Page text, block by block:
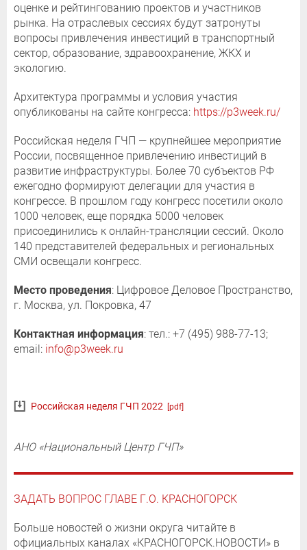
оценке и рейтингованию проектов и участников
рынка. На отраслевых сессиях будут затронуты
вопросы привлечения инвестиций в транспортный
сектор, образование, здравоохранение, ЖКХ и
экологию.
Архитектура программы и условия участия
опубликованы на сайте конгресса: https://p3week.ru/
Российская неделя ГЧП — крупнейшее мероприятие
России, посвященное привлечению инвестиций в
развитие инфраструктуры. Более 70 субъектов РФ
ежегодно формируют делегации для участия в
конгрессе. В прошлом году конгресс посетили около
1000 человек, еще порядка 5000 человек
присоединились к онлайн-трансляции сессий. Около
140 представителей федеральных и региональных
СМИ освещали конгресс.
Место проведения: Цифровое Деловое Пространство,
г. Москва, ул. Покровка, 47
Контактная информация: тел.: +7 (495) 988-77-13;
email: info@p3week.ru
Российская неделя ГЧП 2022 [pdf]
АНО «Национальный Центр ГЧП»
ЗАДАТЬ ВОПРОС ГЛАВЕ Г.О. КРАСНОГОРСК
Больше новостей о жизни округа читайте в
официальных каналах «КРАСНОГОРСК.НОВОСТИ» в